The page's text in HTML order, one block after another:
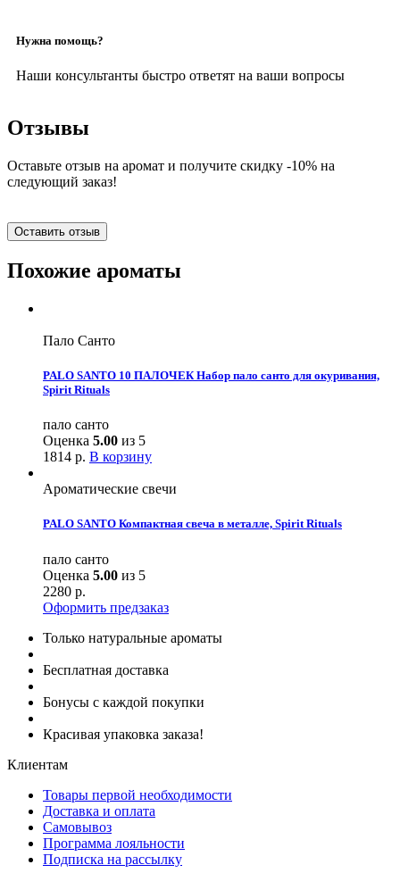
Нужна помощь?
Наши консультанты быстро ответят на ваши вопросы
Отзывы
Оставьте отзыв на аромат и получите скидку -10% на
следующий заказ!
Оставить отзыв
Похожие ароматы
Пало Санто
PALO SANTO 10 ПАЛОЧЕК Набор пало санто для окуривания,
Spirit Rituals
пало санто
Оценка 5.00 из 5
1814 р. В корзину
Ароматические свечи
PALO SANTO Компактная свеча в металле, Spirit Rituals
пало санто
Оценка 5.00 из 5
2280 р.
Оформить предзаказ
Только натуральные ароматы
Бесплатная доставка
Бонусы с каждой покупки
Красивая упаковка заказа!
Клиентам
Товары первой необходимости
Доставка и оплата
Самовывоз
Программа лояльности
Подписка на рассылку